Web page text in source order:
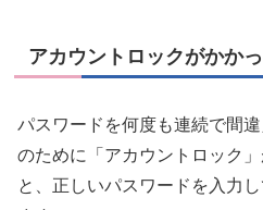
アカウントロックがかか
パスワードを何度も連続で間
のために「アカウントロック
と、正しいパスワードを入力